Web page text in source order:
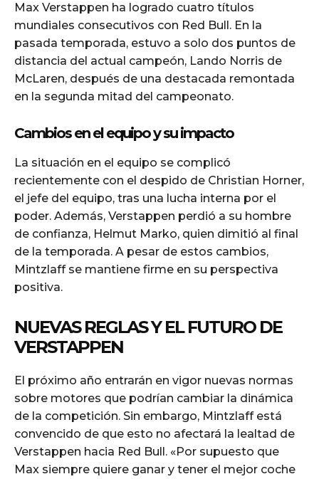
Max Verstappen ha logrado cuatro títulos
mundiales consecutivos con Red Bull. En la
pasada temporada, estuvo a solo dos puntos de
distancia del actual campeón, Lando Norris de
McLaren, después de una destacada remontada
en la segunda mitad del campeonato.
Cambios en el equipo y su impacto
La situación en el equipo se complicó
recientemente con el despido de Christian Horner,
el jefe del equipo, tras una lucha interna por el
poder. Además, Verstappen perdió a su hombre
de confianza, Helmut Marko, quien dimitió al final
de la temporada. A pesar de estos cambios,
Mintzlaff se mantiene firme en su perspectiva
positiva.
NUEVAS REGLAS Y EL FUTURO DE
VERSTAPPEN
El próximo año entrarán en vigor nuevas normas
sobre motores que podrían cambiar la dinámica
de la competición. Sin embargo, Mintzlaff está
convencido de que esto no afectará la lealtad de
Verstappen hacia Red Bull. «Por supuesto que
Max siempre quiere ganar y tener el mejor coche